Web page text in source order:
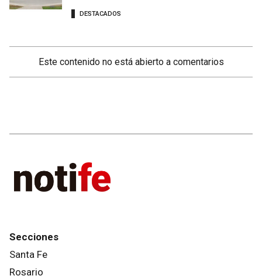
DESTACADOS
Este contenido no está abierto a comentarios
Secciones
Santa Fe
Rosario